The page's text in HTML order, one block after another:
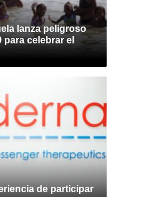
lanza peligroso
para celebrar el
de participar